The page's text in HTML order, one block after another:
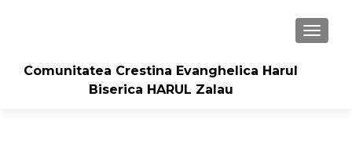
Comunitatea Crestina Evanghelica Harul
Biserica HARUL Zalau